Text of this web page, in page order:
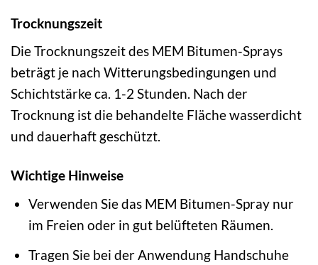
Trocknungszeit
Die Trocknungszeit des MEM Bitumen-Sprays
beträgt je nach Witterungsbedingungen und
Schichtstärke ca. 1-2 Stunden. Nach der
Trocknung ist die behandelte Fläche wasserdicht
und dauerhaft geschützt.
Wichtige Hinweise
Verwenden Sie das MEM Bitumen-Spray nur
im Freien oder in gut belüfteten Räumen.
Tragen Sie bei der Anwendung Handschuhe